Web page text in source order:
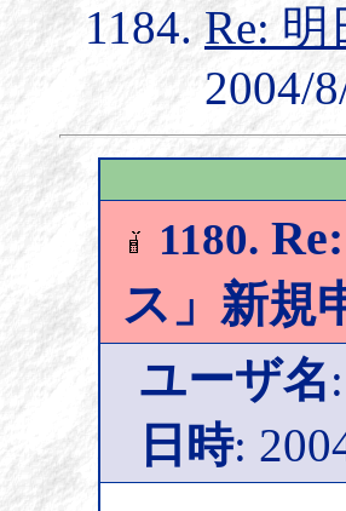
Re:
2004/
1180.
ス」新規
ユーザ名
日時: